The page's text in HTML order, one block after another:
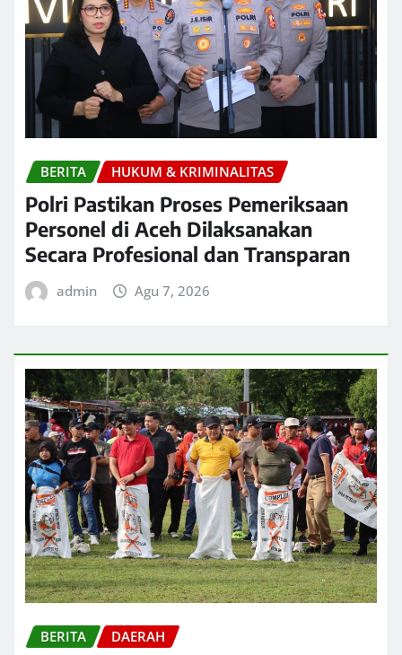
BERITA HUKUM & KRIMINALITAS
Polri Pastikan Proses Pemeriksaan
Personel di Aceh Dilaksanakan
Secara Profesional dan Transparan
admin Agu 7, 2026
BERITA DAERAH